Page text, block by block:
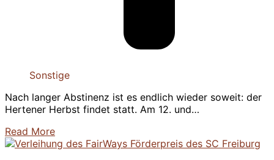
Sonstige
Nach langer Abstinenz ist es endlich wieder soweit: der
Hertener Herbst findet statt. Am 12. und…
Read More